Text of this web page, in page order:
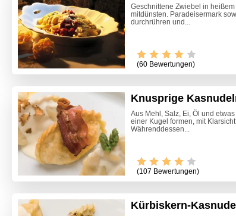
Geschnittene Zwiebel in
mitdünsten. Paradeisermark
durchrühren und...
(60 Bewertungen)
Knusprige
Aus Mehl, Salz, Ei, Öl und
einer Kugel formen, mit
Währenddessen...
(107 Bewertungen)
Kürbiskern-